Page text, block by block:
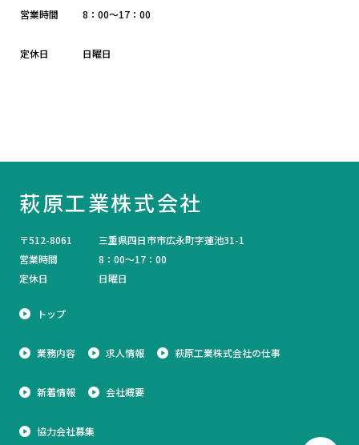
営業時間 8：00～17：00
定休日 日曜日
萩原工業株式会社
〒512-8061
三重県四日市市広永町字蓮池31-1
営業時間
8：00～17：00
定休日
日曜日
トップ
業務内容 求人情報 萩原工業株式会社の仕事
新着情報 会社概要
協力会社募集